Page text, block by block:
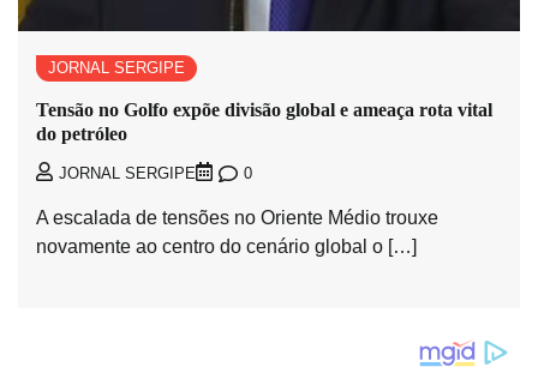
JORNAL SERGIPE
Tensão no Golfo expõe divisão global e ameaça rota vital
do petróleo
JORNAL SERGIPE 0
A escalada de tensões no Oriente Médio trouxe
novamente ao centro do cenário global o […]